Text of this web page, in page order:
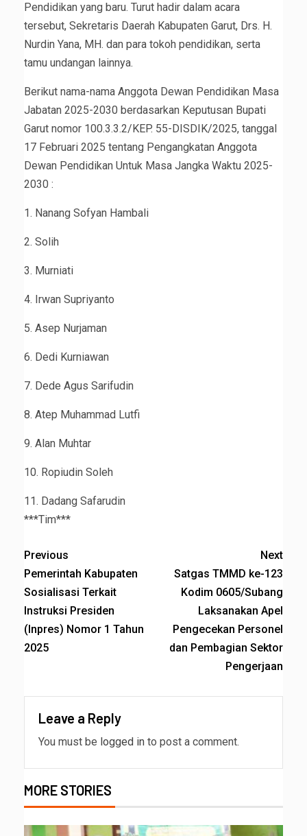
Pendidikan yang baru. Turut hadir dalam acara
tersebut, Sekretaris Daerah Kabupaten Garut, Drs. H.
Nurdin Yana, MH. dan para tokoh pendidikan, serta
tamu undangan lainnya.
Berikut nama-nama Anggota Dewan Pendidikan Masa
Jabatan 2025-2030 berdasarkan Keputusan Bupati
Garut nomor 100.3.3.2/KEP. 55-DISDIK/2025, tanggal
17 Februari 2025 tentang Pengangkatan Anggota
Dewan Pendidikan Untuk Masa Jangka Waktu 2025-
2030 :
1. Nanang Sofyan Hambali
2. Solih
3. Murniati
4. Irwan Supriyanto
5. Asep Nurjaman
6. Dedi Kurniawan
7. Dede Agus Sarifudin
8. Atep Muhammad Lutfi
9. Alan Muhtar
10. Ropiudin Soleh
11. Dadang Safarudin
***Tim***
Previous
Pemerintah Kabupaten
Sosialisasi Terkait
Instruksi Presiden
(Inpres) Nomor 1 Tahun
2025
Next
Satgas TMMD ke-123
Kodim 0605/Subang
Laksanakan Apel
Pengecekan Personel
dan Pembagian Sektor
Pengerjaan
Leave a Reply
You must be logged in to post a comment.
MORE STORIES